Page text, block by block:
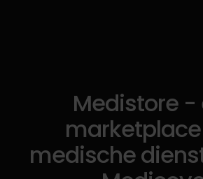
Medistore -
medische